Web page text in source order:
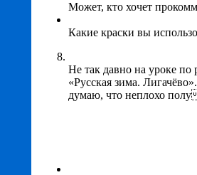
Может, кто хочет
Какие краски вы
Не так давно на уроке
«Русская зима.
думаю, что неплохо